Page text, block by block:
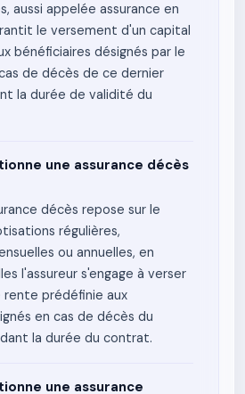
aussi appelée assurance en
le versement d'un capital
bénéficiaires désignés par le
de décès de ce dernier
la durée de validité du
une assurance décès
décès repose sur le
régulières,
ou annuelles, en
l'assureur s'engage à verser
rente prédéfinie aux
en cas de décès du
la durée du contrat.
une assurance